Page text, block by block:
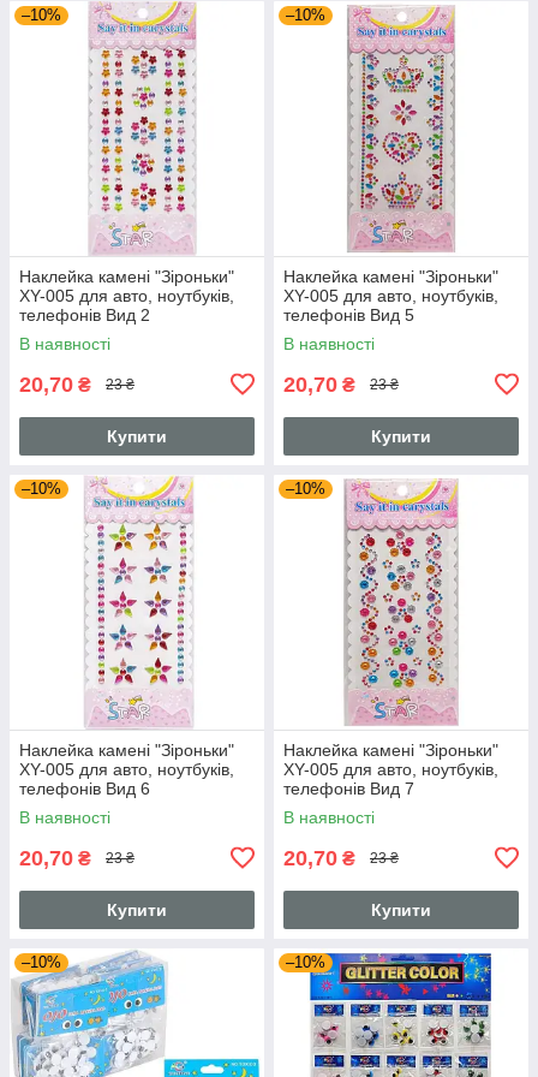
–10%
Наклейка камені "Зіроньки"
XY-005 для авто, ноутбуків,
телефонів Вид 2
В наявності
20,70 ₴ 23 ₴
Купити
–10%
Наклейка камені "Зіроньки"
XY-005 для авто, ноутбуків,
телефонів Вид 5
В наявності
20,70 ₴ 23 ₴
Купити
–10%
Наклейка камені "Зіроньки"
XY-005 для авто, ноутбуків,
телефонів Вид 6
В наявності
20,70 ₴ 23 ₴
Купити
–10%
Наклейка камені "Зіроньки"
XY-005 для авто, ноутбуків,
телефонів Вид 7
В наявності
20,70 ₴ 23 ₴
Купити
–10% –10%